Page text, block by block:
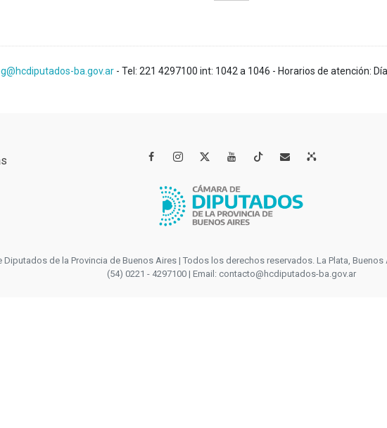
ba.gov.ar - Tel: 221 4297100 int: 1042 a 1046 - Horarios de atención:
   
de la Provincia de Buenos Aires | Todos los derechos reservados. La Plata, Buenos
(54) 0221 - 4297100 | Email: contacto@hcdiputados-ba.gov.ar